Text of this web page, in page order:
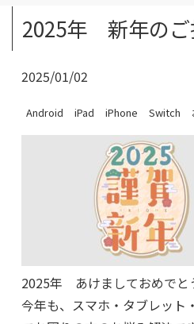
2025年 新年のご
2025/01/02
Android iPad iPhone Switch
2025年 あけましておめでと
今年も、スマホ・タブレッ